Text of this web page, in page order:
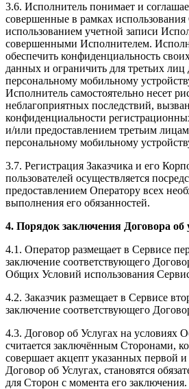
3.6. Исполнитель понимает и
совершенные в рамках использования
использованием учетной записи
совершенными Исполнителем.
обеспечить конфиденциальность
данных и ограничить для третьих лиц
персональному мобильному
Исполнитель самостоятельно несет
неблагоприятных последствий,
конфиденциальности
и/или предоставлением третьим
персональному мобильному
3.7. Регистрация Заказчика и его
пользователей осуществляется
предоставлением Оператору всех
выполнения его обязанностей.
4. Порядок заключения Договора об
4.1. Оператор размещает в Сервисе
заключение соответствующего
Общих Условий использования
4.2. Заказчик размещает в Сервисе
заключение соответствующего
4.3. Договор об Услугах на условиях
считается заключённым Сторонами,
совершает акцепт указанных первой
Договор об Услугах, становятся
для Сторон с момента его заключения.